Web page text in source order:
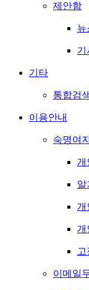
제안함
뉴
기
기타
통합검
이용안내
숙명여
개
알
개
개
고
이메일